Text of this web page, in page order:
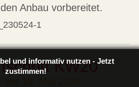
Anbau vorbereitet.
KW20
und informativ nutzen - Jetzt
zustimmen!